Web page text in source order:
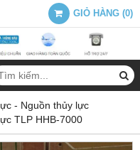
GIỎ HÀNG (0)
- Nguồn thủy lực
TLP HHB-7000